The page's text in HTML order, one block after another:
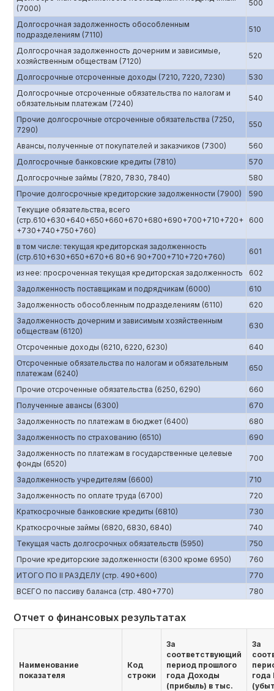
(7000)
500
Долгосрочная задолженность обособленным
подразделениям (7110)
510
Долгосрочная задолженность дочерним и зависимые,
хозяйственным обществам (7120)
520
Долгосрочные отсроченные доходы (7210, 7220, 7230)
530
Долгосрочные отсроченные обязательства по налогам и
обязательным платежам (7240)
540
Прочие долгосрочные отсроченные обязательства (7250,
7290)
550
Авансы, полученные от покупателей и заказчиков (7300)
560
Долгосрочные банковские кредиты (7810)
570
Долгосрочные займы (7820, 7830, 7840)
580
Прочие долгосрочные кредиторские задолженности (7900)
590
Текущие обязательства, всего
(стр.610+630+640+650+660+670+680+690+700+710+720+
+730+740+750+760)
600
в том числе: текущая кредиторская задолженность
(стр.610+630+650+670+6 80+6 90+700+710+720+760)
601
из нее: просроченная текущая кредиторская задолженность
602
Задолженность поставщикам и подрядчикам (6000)
610
Задолженность обособленным подразделениям (6110)
620
Задолженность дочерним и зависимым хозяйственным
обществам (6120)
630
Отсроченные доходы (6210, 6220, 6230)
640
Отсроченные обязательства по налогам и обязательным
платежам (6240)
650
Прочие отсроченные обязательства (6250, 6290)
660
Полученные авансы (6300)
670
Задолженность по платежам в бюджет (6400)
680
Задолженность по страхованию (6510)
690
Задолженность по платежам в государственные целевые
фонды (6520)
700
Задолженность учредителям (6600)
710
Задолженность по оплате труда (6700)
720
Краткосрочные банковские кредиты (6810)
730
Краткосрочные займы (6820, 6830, 6840)
740
Текущая часть долгосрочных обязательств (5950)
750
Прочие кредиторские задолженности (6300 кроме 6950)
760
ИТОГО ПО II РАЗДЕЛУ (стр. 490+600)
770
ВСЕГО по пассиву баланса (стр. 480+770)
780
Отчет о финансовых результатах
Наименование
показателя
Код
строки
За
соответствующий
период прошлого
года Доходы
(прибыль) в тыс.
За
года